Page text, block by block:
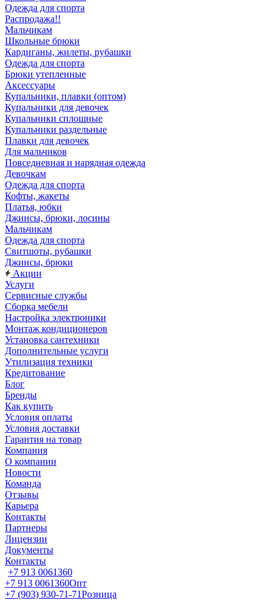
Одежда для спорта
Распродажа!!
Мальчикам
Школьные брюки
Кардиганы, жилеты, рубашки
Одежда для спорта
Брюки утепленные
Аксессуары
Купальники, плавки (оптом)
Купальники для девочек
Купальники сплошные
Купальники раздельные
Плавки для девочек
Для мальчиков
Повседневная и нарядная одежда
Девочкам
Одежда для спорта
Кофты, жакеты
Платья, юбки
Джинсы, брюки, лосины
Мальчикам
Одежда для спорта
Свитшоты, рубашки
Джинсы, брюки
Акции
Услуги
Сервисные службы
Сборка мебели
Настройка электроники
Монтаж кондиционеров
Установка сантехники
Дополнительные услуги
Утилизация техники
Кредитование
Блог
Бренды
Как купить
Условия оплаты
Условия доставки
Гарантия на товар
Компания
О компании
Новости
Команда
Отзывы
Карьера
Контакты
Партнеры
Лицензии
Документы
Контакты
+7 913 0061360
+7 913 0061360Опт
+7 (903) 930-71-71Розница